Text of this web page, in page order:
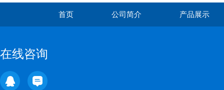
首页 公司简介 产品展示
在线咨询